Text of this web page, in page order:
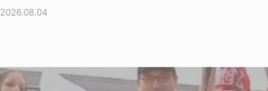
2026.08.04